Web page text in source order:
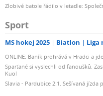
Zlobivé batole řádilo v letadle:
Sport
MS hokej 2025 Biatlon Liga
ONLINE: Baník prohrává v Hradci a
Sparťané si vyslechli od fanoušků.
Kuol
Slavia - Pardubice 2:1. Sešívaná